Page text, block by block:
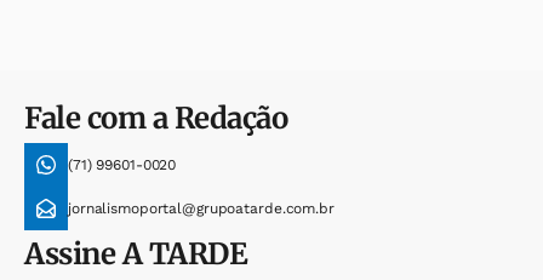
Fale com a Redação
(71) 99601-0020
jornalismoportal@grupoatarde.com.br
AssineA TARDE